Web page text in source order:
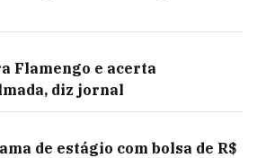
Flamengo e acerta
diz jornal
de estágio com bolsa de R$